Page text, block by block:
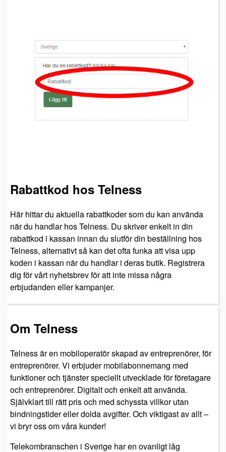
Rabattkod hos Telness
Här hittar du aktuella rabattkoder som du kan använda
när du handlar hos Telness. Du skriver enkelt in din
rabattkod i kassan innan du slutför din beställning hos
Telness, alternativt så kan det ofta funka att visa upp
koden i kassan när du handlar i deras butik. Registrera
dig för vårt nyhetsbrev för att inte missa några
erbjudanden eller kampanjer.
Om Telness
Telness är en mobiloperatör skapad av entreprenörer, för
entreprenörer. Vi erbjuder mobilabonnemang med
funktioner och tjänster speciellt utvecklade för företagare
och entreprenörer. Digitalt och enkelt att använda.
Självklart till rätt pris och med schyssta villkor utan
bindningstider eller dolda avgifter. Och viktigast av allt –
vi bryr oss om våra kunder!
Telekombranschen i Sverige har en ovanligt låg